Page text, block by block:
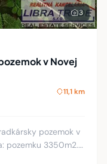
3
v Novej
11,1 km
pozemok v
pozemku 3350m2.
cesta priamo